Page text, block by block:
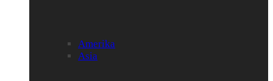
Amerika
Asia